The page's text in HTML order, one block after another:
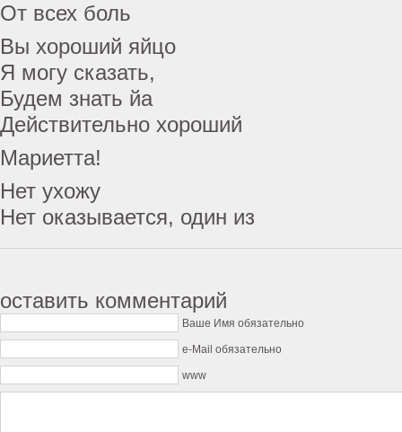
От всех боль
Вы хороший яйцо
Я могу сказать,
Будем знать йа
Действительно хороший
Мариетта!
Нет ухожу
Нет оказывается, один из
оставить комментарий
Ваше Имя обязательно
e-Mail обязательно
www